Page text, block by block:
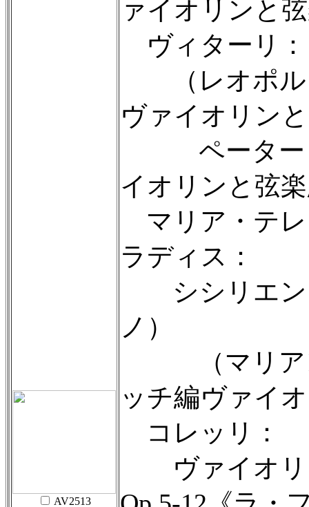
AV2513
ァイオリンと
ヴィターリ：
（レオポル
ヴァイオリン
ペーター・
イオリンと弦
マリア・テ
ラディス：
シシリエン
ノ）
（マリアン
ッチ編ヴァイ
コレッリ：
ヴァイオリ